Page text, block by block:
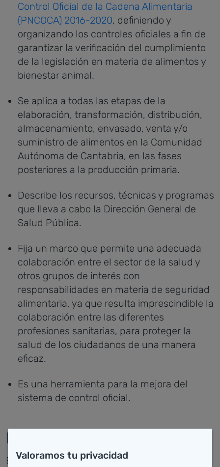
Control Oficial de la Cadena Alimentaria
(PNCOCA) 2016-2020, definiendo y
organizando los controles oficiales a fin de
garantizar la verificación del cumplimiento
de la legislación en materia de alimentos y
bienestar animal.
Se aplica a todas las etapas de la
elaboración, transformación, distribución,
almacenamiento, envasado, venta y/o
suministro de alimentos en la Comunidad
Autónoma de Cantabria, en las fases
posteriores a la producción primaria.
Describe los recursos, técnicas y programas
que lleva a cabo la Dirección General de
Salud Pública.
Fija un marco que permite una adecuada
colaboración entre el sector de la salud y
otros grupos de interés con
responsabilidades en materia de seguridad
alimentaria, ya que resulta imprescindible la
colaboración entre las diferentes
profesiones sanitarias, para proteger la
salud de los ciudadanos de una manera
eficaz.
Es una herramienta para la mejora del
sistema de control oficial.
Evaluación
El Plan de Seguridad Alimentaria de Cantabria
Valoramos tu privacidad